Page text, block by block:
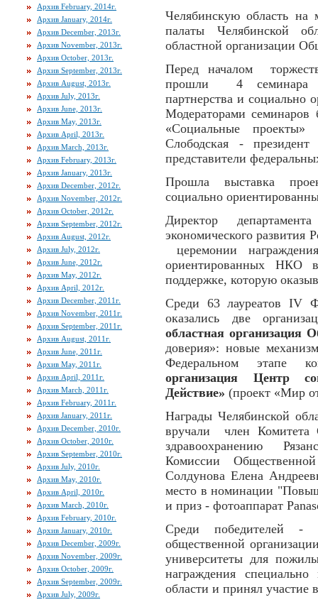
Архив February, 2014г.
Архив January, 2014г.
Архив December, 2013г.
Архив November, 2013г.
Архив October, 2013г.
Архив September, 2013г.
Архив August, 2013г.
Архив July, 2013г.
Архив June, 2013г.
Архив May, 2013г.
Архив April, 2013г.
Архив March, 2013г.
Архив February, 2013г.
Архив January, 2013г.
Архив December, 2012г.
Архив November, 2012г.
Архив October, 2012г.
Архив September, 2012г.
Архив August, 2012г.
Архив July, 2012г.
Архив June, 2012г.
Архив May, 2012г.
Архив April, 2012г.
Архив December, 2011г.
Архив November, 2011г.
Архив September, 2011г.
Архив August, 2011г.
Архив June, 2011г.
Архив May, 2011г.
Архив April, 2011г.
Архив March, 2011г.
Архив February, 2011г.
Архив January, 2011г.
Архив December, 2010г.
Архив October, 2010г.
Архив September, 2010г.
Архив July, 2010г.
Архив May, 2010г.
Архив April, 2010г.
Архив March, 2010г.
Архив February, 2010г.
Архив January, 2010г.
Архив December, 2009г.
Архив November, 2009г.
Архив October, 2009г.
Архив September, 2009г.
Архив July, 2009г.
Челябинскую область на
палаты Челябинской
областной организации
Перед началом
прошли 4 семинара по
партнерства и
Модераторами
«Социальные проекты»
Слободская - президент
представители
Прошла выставка
социально
Директор
экономического
церемонии
ориентированных НКО
поддержке, которую
Среди 63 лауреатов IV
оказались две
областная организация
доверия»: новые
Федеральном этапе
организация Центр
Действие» (проект «Мир
Награды Челябинской
вручали член Комитета
здравоохранению
Комиссии
Солдунова Елена
место в номинации
и приз - фотоаппарат
Среди победителей -
общественной
университеты для
награждения специально
области и принял участие